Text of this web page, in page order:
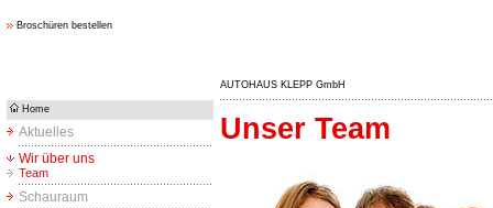
Broschüren bestellen
AUTOHAUS KLEPP GmbH
Home
Aktuelles
Wir über uns
Team
Schauraum
Unser Team